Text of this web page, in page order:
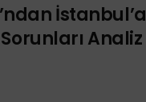
İstanbul’a
Analiz